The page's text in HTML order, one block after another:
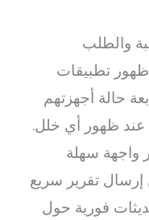
والطلب
ظهور تطبيقات
حالة أجهزتهم
عند ظهور أي خلل.
واجهة سهلة
تقرير سريع
فورية حول